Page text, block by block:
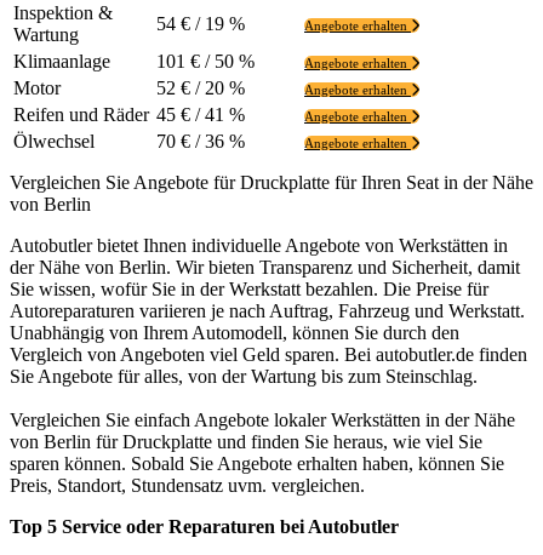
Inspektion &
Wartung
54 € / 19 % Angebote erhalten
Klimaanlage 101 € / 50 % Angebote erhalten
Motor 52 € / 20 % Angebote erhalten
Reifen und Räder 45 € / 41 % Angebote erhalten
Ölwechsel 70 € / 36 % Angebote erhalten
Vergleichen Sie Angebote für Druckplatte für Ihren Seat in der Nähe
von Berlin
Autobutler bietet Ihnen individuelle Angebote von Werkstätten in
der Nähe von Berlin. Wir bieten Transparenz und Sicherheit, damit
Sie wissen, wofür Sie in der Werkstatt bezahlen. Die Preise für
Autoreparaturen variieren je nach Auftrag, Fahrzeug und Werkstatt.
Unabhängig von Ihrem Automodell, können Sie durch den
Vergleich von Angeboten viel Geld sparen. Bei autobutler.de finden
Sie Angebote für alles, von der Wartung bis zum Steinschlag.
Vergleichen Sie einfach Angebote lokaler Werkstätten in der Nähe
von Berlin für Druckplatte und finden Sie heraus, wie viel Sie
sparen können. Sobald Sie Angebote erhalten haben, können Sie
Preis, Standort, Stundensatz uvm. vergleichen.
Top 5 Service oder Reparaturen bei Autobutler